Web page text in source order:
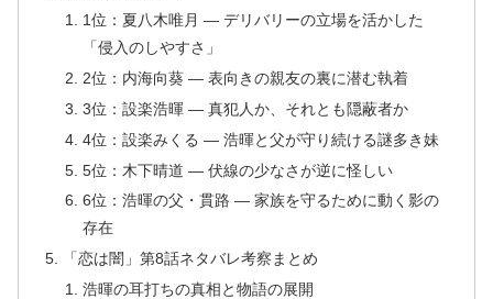
1位：夏八木唯月 ― デリバリーの立場を活かした
「侵入のしやすさ」
2位：内海向葵 ― 表向きの親友の裏に潜む執着
3位：設楽浩暉 ― 真犯人か、それとも隠蔽者か
4位：設楽みくる ― 浩暉と父が守り続ける謎多き妹
5位：木下晴道 ― 伏線の少なさが逆に怪しい
6位：浩暉の父・貫路 ― 家族を守るために動く影の
存在
「恋は闇」第8話ネタバレ考察まとめ
浩暉の耳打ちの真相と物語の展開